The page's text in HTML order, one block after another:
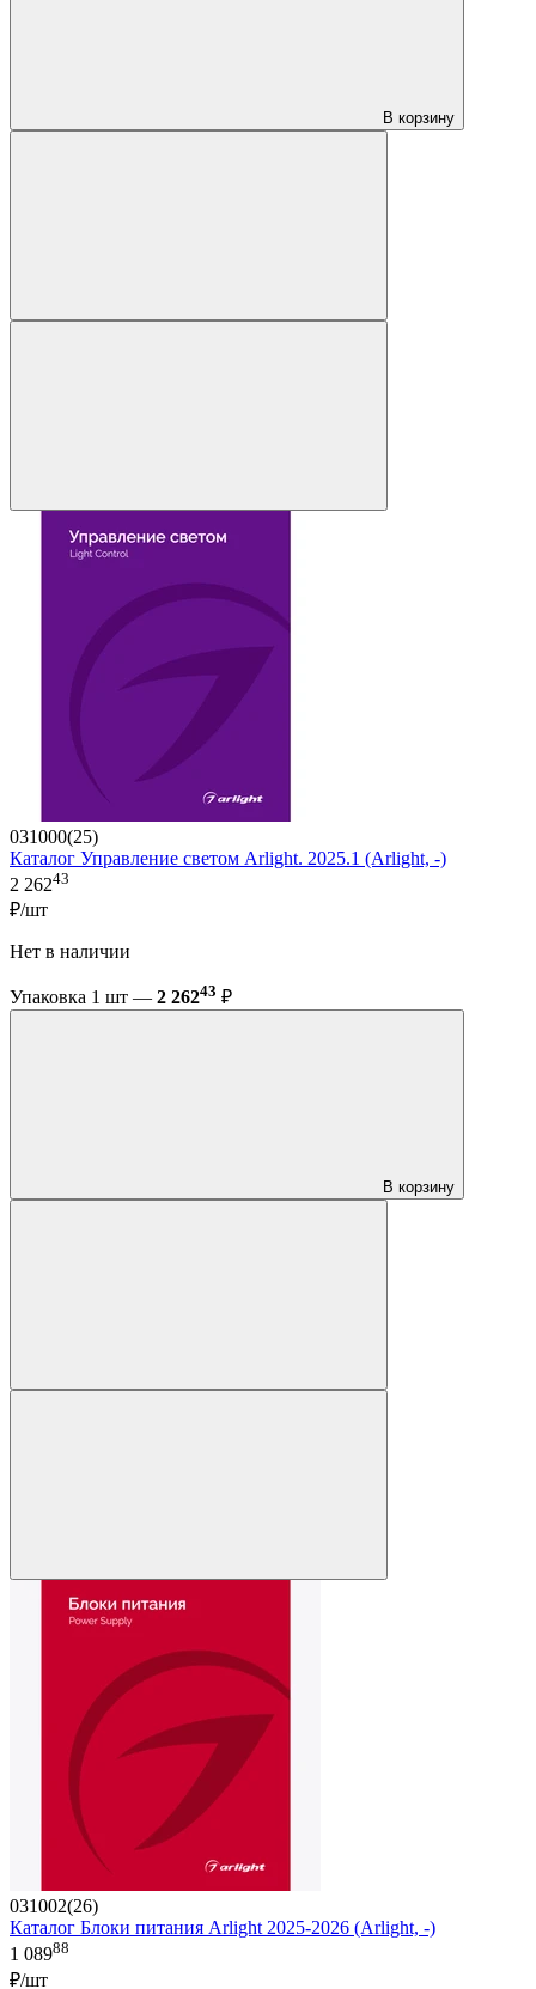
В корзину
031000(25)
Каталог Управление светом Arlight. 2025.1 (Arlight, -)
2 26243
₽/шт
Нет в наличии
Упаковка 1 шт — 2 26243 ₽
В корзину
031002(26)
Каталог Блоки питания Arlight 2025-2026 (Arlight, -)
1 08988
₽/шт